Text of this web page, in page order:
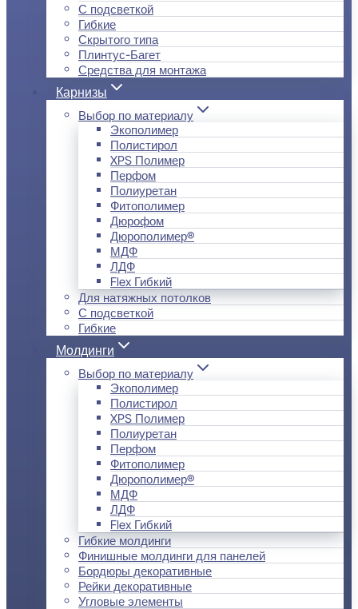
С подсветкой
Гибкие
Скрытого типа
Плинтус-Багет
Средства для монтажа
Карнизы
Выбор по материалу
Экополимер
Полистирол
XPS Полимер
Перфом
Полиуретан
Фитополимер
Дюрофом
Дюрополимер®
МДФ
ЛДФ
Flex Гибкий
Для натяжных потолков
С подсветкой
Гибкие
Молдинги
Выбор по материалу
Экополимер
Полистирол
XPS Полимер
Полиуретан
Перфом
Фитополимер
Дюрополимер®
МДФ
ЛДФ
Flex Гибкий
Гибкие молдинги
Финишные молдинги для панелей
Бордюры декоративные
Рейки декоративные
Угловые элементы